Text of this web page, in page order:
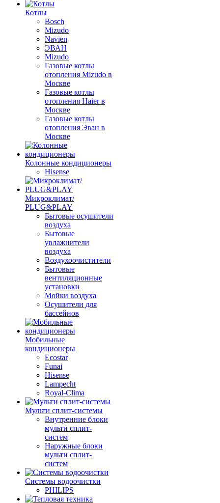
Котлы
Bosch
Mizudo
Navien
ЭВАН
Mizudo
Газовые котлы
отопления Mizudo в
Москве
Газовые котлы
отопления Haier в
Москве
Газовые котлы
отопления Эван в
Москве
Колонные кондиционеры
Hisense
Микроклимат/
PLUG&PLAY
Бытовые осушители
воздуха
Бытовые
увлажнители
воздуха
Воздухоочистители
Бытовые
вентиляционные
установки
Мойки воздуха
Осушители для
бассейнов
Мобильные
кондиционеры
Ecostar
Funai
Hisense
Lampecht
Royal-Clima
Мульти сплит-системы
Внутренние блоки
мульти сплит-
систем
Наружные блоки
мульти сплит-
систем
Системы водоочистки
PHILIPS